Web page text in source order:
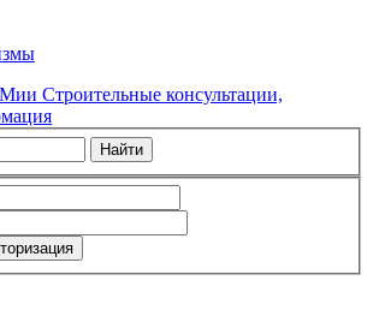
Строительные консультации,